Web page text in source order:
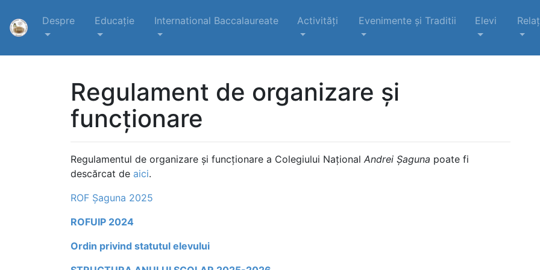
Despre Educație International Baccalaureate Activități Evenimente şi Traditii Elevi
Regulament de organizare și
funcționare
Regulamentul de organizare şi funcţionare a Colegiului Naţional Andrei Şaguna poate fi
descărcat de aici.
ROF Șaguna 2025
ROFUIP 2024
Ordin privind statutul elevului